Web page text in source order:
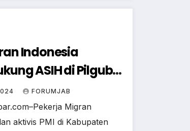
Indonesia
ASIH di Pilgub
FORUMJAB
Migran
aktivis PMI di Kabupaten